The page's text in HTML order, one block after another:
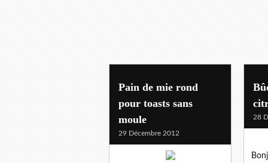
Pain de mie rond
pour toasts sans
moule
29 Décembre 2012
28